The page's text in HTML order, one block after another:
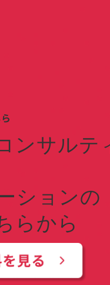
ンサルテ
ションの
らから